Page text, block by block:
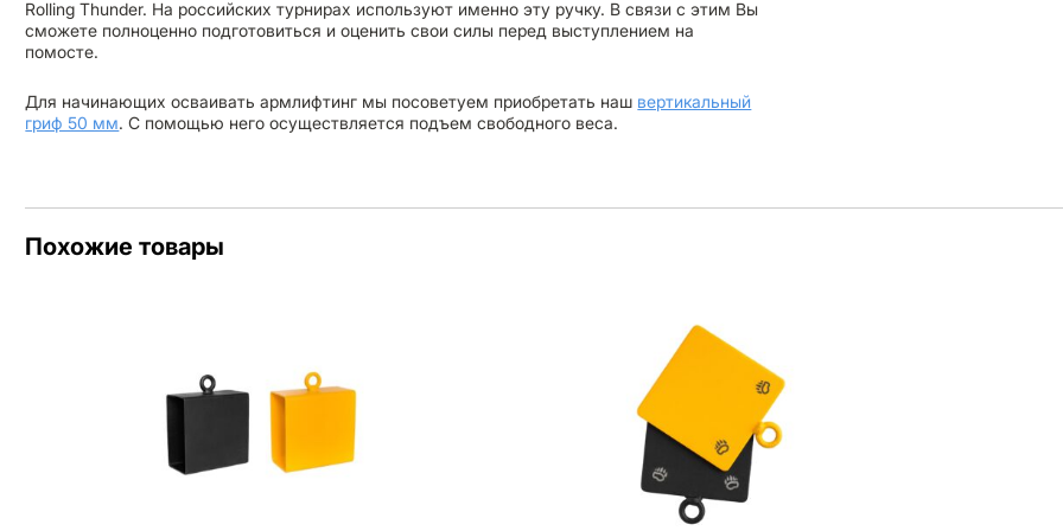
Rolling Thunder. На российских турнирах используют именно эту ручку. В связи с этим Вы
сможете полноценно подготовиться и оценить свои силы перед выступлением на
помосте.
Для начинающих осваивать армлифтинг мы посоветуем приобретать наш вертикальный
гриф 50 мм. С помощью него осуществляется подъем свободного веса.
Похожие товары